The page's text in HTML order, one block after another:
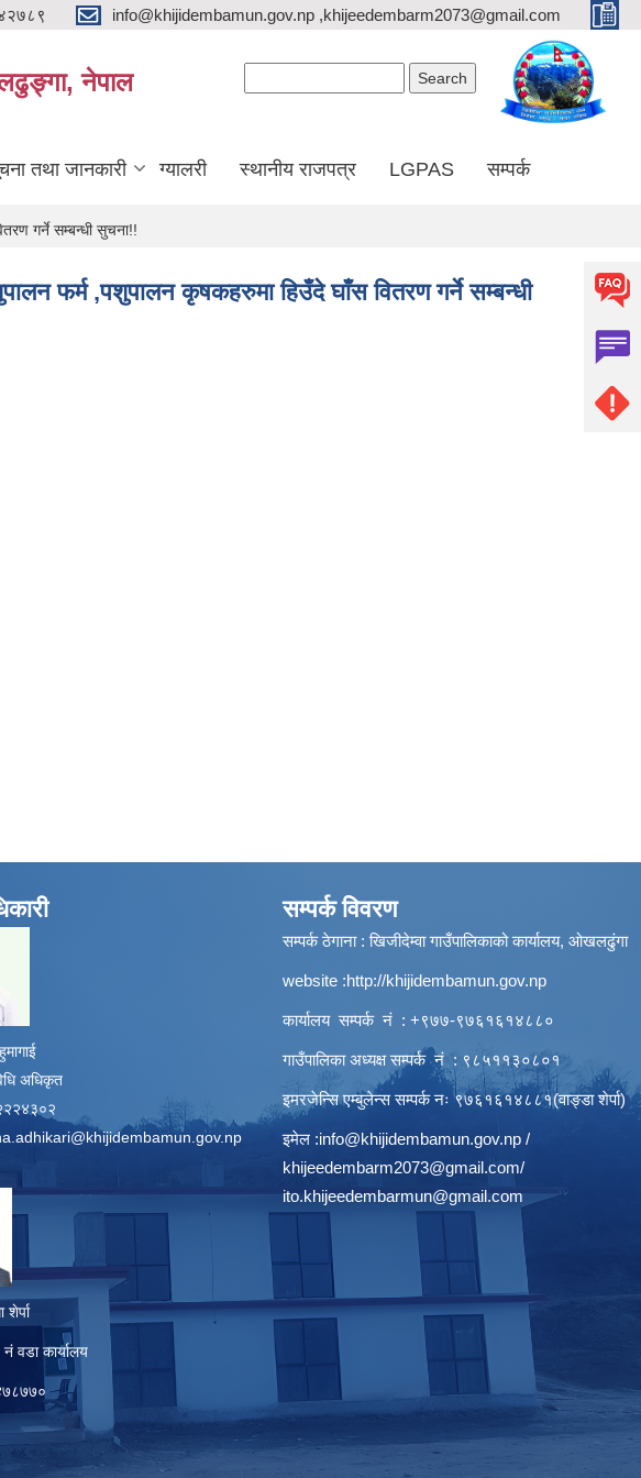
info@khijidembamun.gov.np ,khijeedembarm2073@gmail.com
नेपाल
तथा जानकारी ग्यालरी स्थानीय राजपत्र LGPAS सम्पर्क
गर्ने सम्बन्धी सुचना!!
फर्म ,पशुपालन कृषकहरुमा हिउँदे घाँस वितरण गर्ने सम्बन्धी
अधिकृत
शेर्पा
वडा कार्यालय
सम्पर्क विवरण
सम्पर्क ठेगाना : खिजीदेम्वा गाउँपालिकाको कार्यालय, ओखलढुंगा
website :http://khijidembamun.gov.np
कार्यालय सम्पर्क नं : +९७७-९७६१६१४८८०
गाउँपालिका अध्यक्ष सम्पर्क नं : ९८५११३०८०१
इमरजेन्सि एम्बुलेन्स सम्पर्क न‌ः ९७६१६१४८८१(वाङ्डा शेर्पा)
इमेल :info@khijidembamun.gov.np /
khijeedembarm2073@gmail.com/
ito.khijeedembarmun@gmail.com